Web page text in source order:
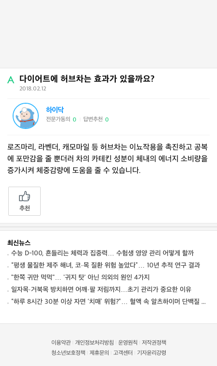
다이어트에 허브차는 효과가 있을까요?
2018.02.12
하이닥
전문가동의 0 답변추천 0
로즈마리, 라벤더, 캐모마일 등 허브차는 이뇨작용을 촉진하고 공복
에 포만감을 줄 뿐더러 차의 카테킨 성분이 체내의 에너지 소비량을
증가시켜 체중감량에 도움을 줄 수 있습니다.
추천
최신뉴스
수능 D-100, 흔들리는 체력과 집중력… 수험생 영양 관리 어떻게 할까
“평생 물질한 제주 해녀, 코·목 질환 위험 높았다”… 10년 추적 연구 결과
"한쪽 귀만 먹먹"… '귀지 탓' 아닌 의외의 원인 4가지
일자목·거북목 방치하면 어깨·팔 저림까지…초기 관리가 중요한 이유
“하루 8시간 30분 이상 자면 ‘치매’ 위험?”… 혈액 속 알츠하이머 단백질 늘었다
이용약관 개인정보처리방침 운영원칙
저작권정책
청소년보호정책
제휴문의 고객센터 기자윤리강령